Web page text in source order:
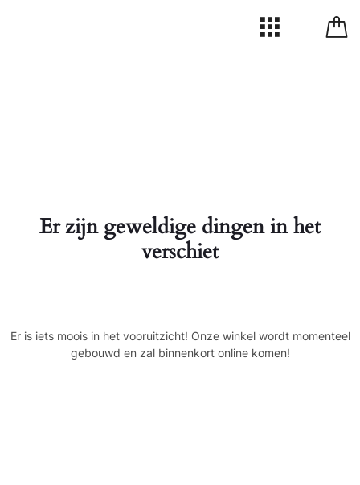
Er zijn geweldige dingen in het
verschiet
Er is iets moois in het vooruitzicht! Onze winkel wordt momenteel
gebouwd en zal binnenkort online komen!